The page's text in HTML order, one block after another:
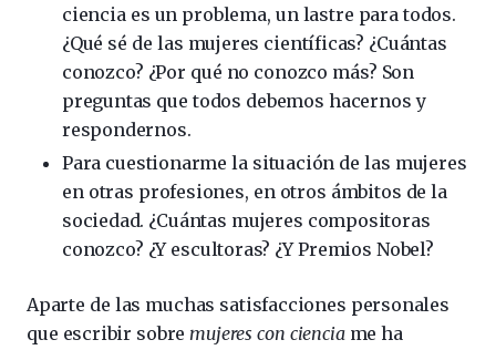
ciencia es un problema, un lastre para todos.
¿Qué sé de las mujeres científicas? ¿Cuántas
conozco? ¿Por qué no conozco más? Son
preguntas que todos debemos hacernos y
respondernos.
Para cuestionarme la situación de las mujeres
en otras profesiones, en otros ámbitos de la
sociedad. ¿Cuántas mujeres compositoras
conozco? ¿Y escultoras? ¿Y Premios Nobel?
Aparte de las muchas satisfacciones personales
que escribir sobremujeres con cienciame ha